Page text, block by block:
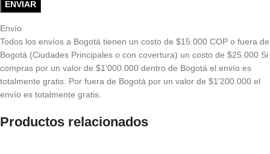
Envío
Todos los envíos a Bogotá tienen un costo de $15.000 COP o fuera de
Bogotá (Ciudades Principales o con covertura) un costo de $25.000 Si
compras por un valor de $1'000.000 dentro de Bogotá el envío es
totalmente gratis. Por fuera de Bogotá por un valor de $1'200.000 el
envío es totalmente gratis.
Productos relacionados